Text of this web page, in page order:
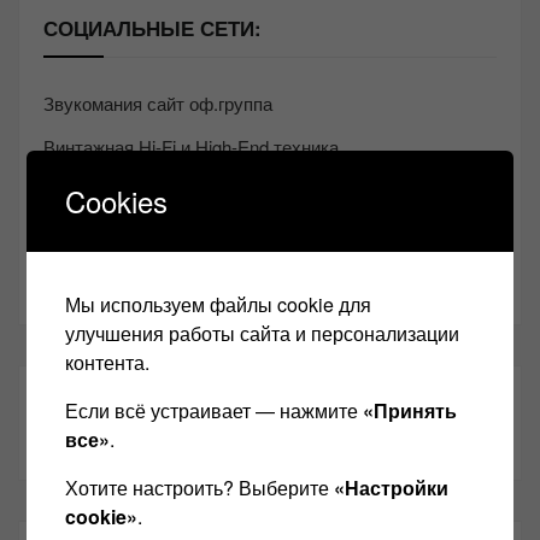
СОЦИАЛЬНЫЕ СЕТИ:
Звукомания сайт оф.группа
Винтажная Hi-Fi и High-End техника
Контакт
ТАКЖЕ ЧИТАЕМ:
Cookies
Мы используем файлы cookie для
улучшения работы сайта и персонализации
контента.
Если всё устраивает — нажмите «Принять
все».
Хотите настроить? Выберите «Настройки
cookie».